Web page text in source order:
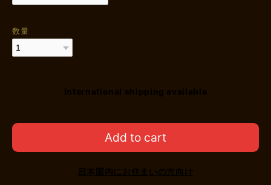
数量
International shipping available
Add to cart
日本国内にお住まいの方向け